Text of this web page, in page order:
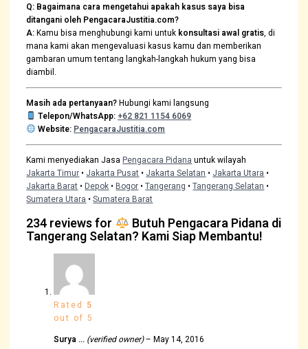
Q: Bagaimana cara mengetahui apakah kasus saya bisa
ditangani oleh PengacaraJustitia.com?
A:Kamu bisa menghubungi kami untuk konsultasi awal gratis, di
mana kami akan mengevaluasi kasus kamu dan memberikan
gambaran umum tentang langkah-langkah hukum yang bisa
diambil.
Masih ada pertanyaan?Hubungi kami langsung
Telepon/WhatsApp:+62 821 1154 6069
Website: PengacaraJustitia.com
Kami menyediakan JasaPengacara Pidana untuk wilayah
Jakarta Timur • Jakarta Pusat • Jakarta Selatan • Jakarta Utara •
Jakarta Barat •Depok •Bogor •Tangerang •Tangerang Selatan •
Sumatera Utara •Sumatera Barat
234 reviews for Butuh Pengacara Pidana di
Tangerang Selatan? Kami Siap Membantu!
Rated 5
out of 5
Surya … (verified owner)– May 14, 2016